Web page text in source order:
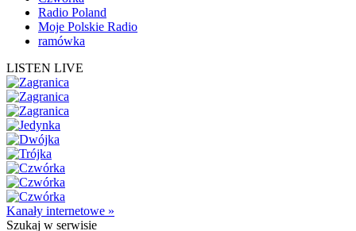
Radio Poland
Moje Polskie Radio
ramówka
LISTEN LIVE
Kanały internetowe »
Szukaj w serwisie